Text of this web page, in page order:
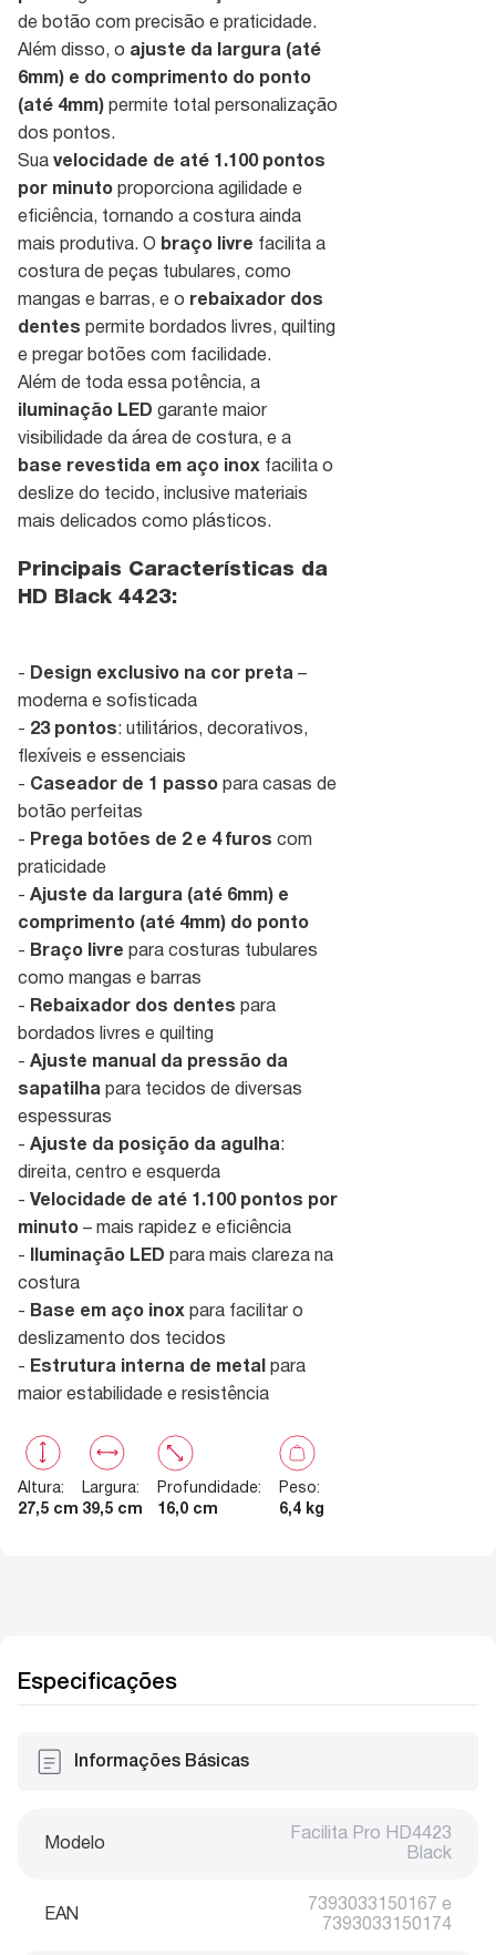
de botão com precisão e praticidade.
Além disso, o ajuste da largura (até
6mm) e do comprimento do ponto
(até 4mm) permite total personalização
dos pontos.
Sua velocidade de até 1.100 pontos
por minuto proporciona agilidade e
eficiência, tornando a costura ainda
mais produtiva. O braço livre facilita a
costura de peças tubulares, como
mangas e barras, e o rebaixador dos
dentes permite bordados livres, quilting
e pregar botões com facilidade.
Além de toda essa potência, a
iluminação LED garante maior
visibilidade da área de costura, e a
base revestida em aço inox facilita o
deslize do tecido, inclusive materiais
mais delicados como plásticos.
Principais Características da
HD Black 4423:
- Design exclusivo na cor preta –
moderna e sofisticada
- 23 pontos: utilitários, decorativos,
flexíveis e essenciais
- Caseador de 1 passo para casas de
botão perfeitas
- Prega botões de 2 e 4 furos com
praticidade
- Ajuste da largura (até 6mm) e
comprimento (até 4mm) do ponto
- Braço livre para costuras tubulares
como mangas e barras
- Rebaixador dos dentes para
bordados livres e quilting
- Ajuste manual da pressão da
sapatilha para tecidos de diversas
espessuras
- Ajuste da posição da agulha:
direita, centro e esquerda
- Velocidade de até 1.100 pontos por
minuto – mais rapidez e eficiência
-
Iluminação LED para mais clareza na
costura
- Base em aço inox para facilitar o
deslizamento dos tecidos
- Estrutura interna de metal
para
maior estabilidade e resistência
Altura:
27,5 cm
Largura:
39,5 cm
Profundidade:
16,0 cm
Peso:
6,4 kg
Especificações
Informações Básicas
Modelo
Facilita Pro HD4423
Black
EAN
7393033150167 e
7393033150174